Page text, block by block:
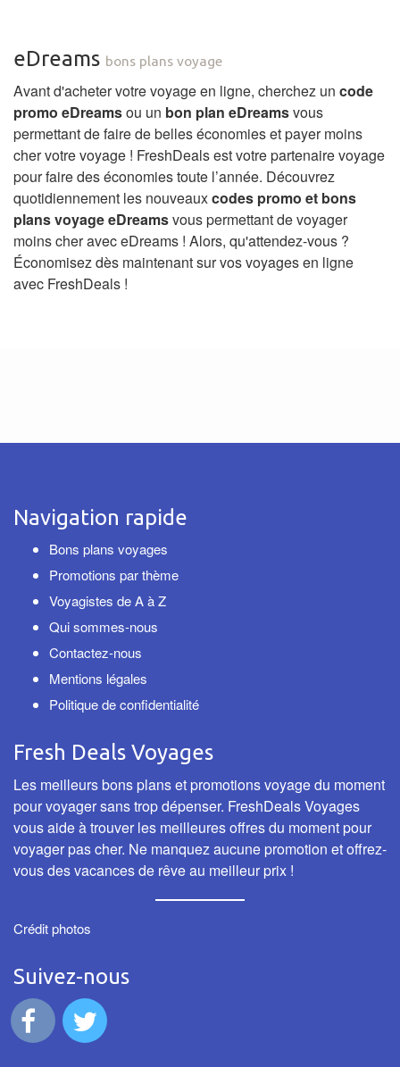
eDreams bons plans voyage
Avant d'acheter votre voyage en ligne, cherchez un code
promo eDreamsou un bon plan eDreamsvous
permettant de faire de belles économies et payer moins
cher votre voyage ! FreshDeals est votre partenaire voyage
pour faire des économies toute l’année. Découvrez
quotidiennement les nouveauxcodes promo et bons
plans voyage eDreamsvous permettant de voyager
moins cher avec eDreams ! Alors, qu'attendez-vous ?
Économisez dès maintenant sur vos voyages en ligne
avec FreshDeals !
Navigation rapide
Bons plans voyages
Promotions par thème
Voyagistes de A à Z
Qui sommes-nous
Contactez-nous
Mentions légales
Politique de confidentialité
Fresh Deals Voyages
Les meilleurs bons plans et promotions voyage du moment
pour voyager sans trop dépenser. FreshDeals Voyages
vous aide à trouver les meilleures offres du moment pour
voyager pas cher. Ne manquez aucune promotion et offrez-
vous des vacances de rêve au meilleur prix !
Crédit photos
Suivez-nous